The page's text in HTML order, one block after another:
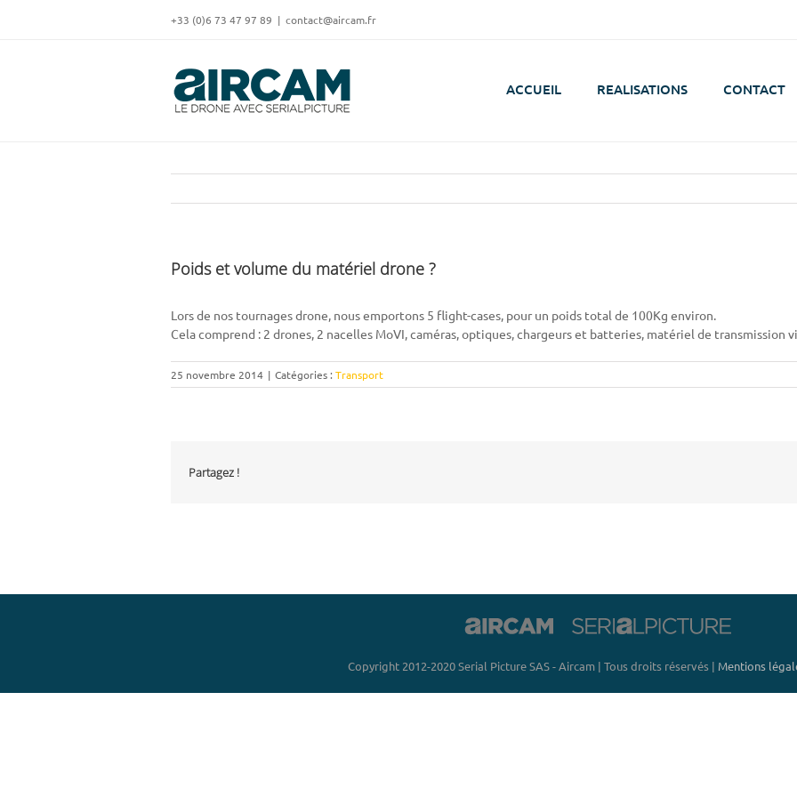
‭+33 (0)6 73 47 97 89 | contact@aircam.fr
ACCUEIL REALISATIONS CONTACT
Poids et volume du matériel drone ?
Lors de nos tournages drone, nous emportons 5 flight-cases, pour un poids total de 100Kg environ.
Cela comprend : 2 drones, 2 nacelles MoVI, caméras, optiques, chargeurs et batteries, matériel de transmission
25 novembre 2014 | Catégories : Transport
Partagez !
Copyright 2012-2020 Serial Picture SAS - Aircam | Tous droits réservés | Mentions